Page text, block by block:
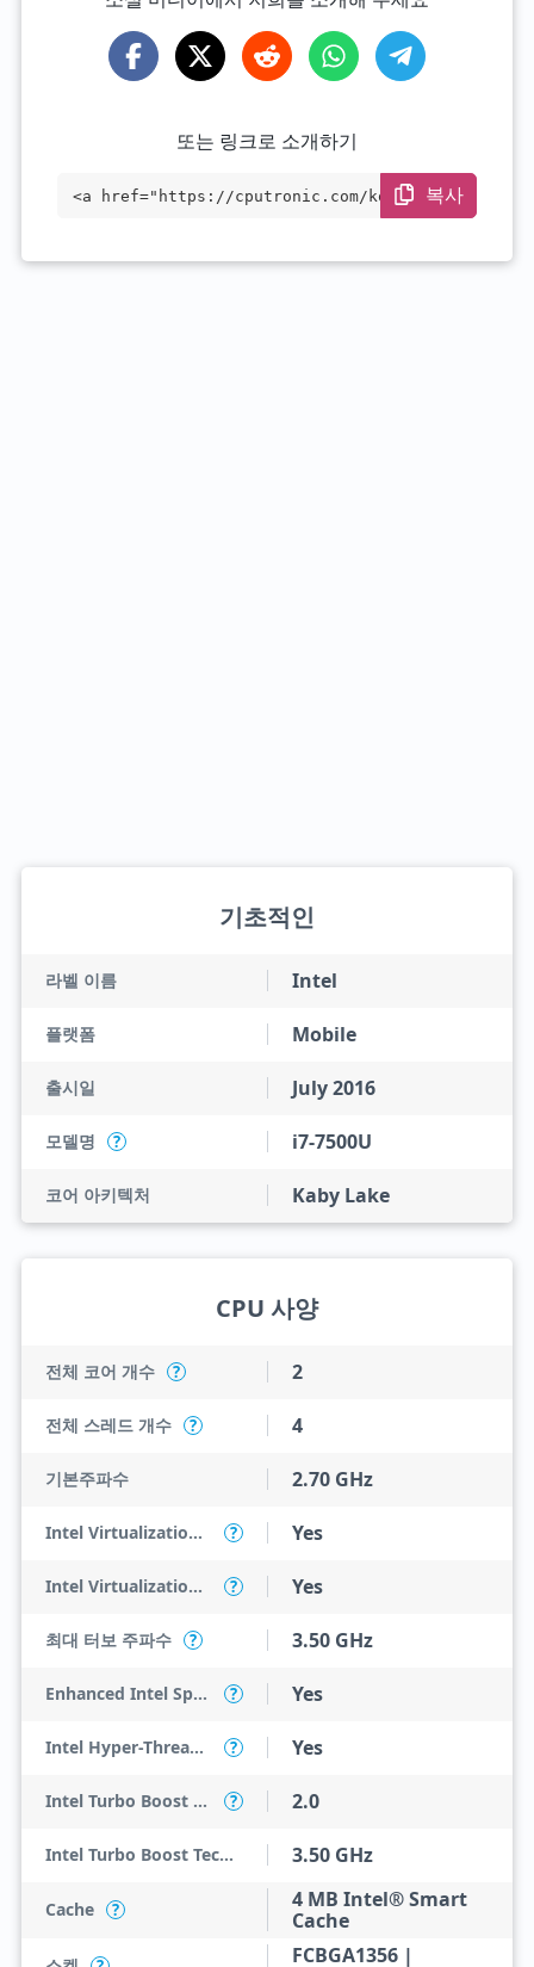
또는 링크로 소개하기
<a href="https://cputronic.com/ko/cpu/in
복사
기초적인
라벨 이름 Intel
플랫폼 Mobile
출시일 July 2016
모델명 ? i7-7500U
코어 아키텍처 Kaby Lake
CPU 사양
전체 코어 개수 ? 2
전체 스레드 개수 ? 4
기본주파수 2.70 GHz
Intel Virtualization Technology (VT-x) ? Yes
Intel Virtualization Technology for Directed I/O (VT-d) ? Yes
최대 터보 주파수 ? 3.50 GHz
Enhanced Intel SpeedStep Technology ? Yes
Intel Hyper-Threading Technology ? Yes
Intel Turbo Boost Technology ? 2.0
Intel Turbo Boost Technology 2.0 Frequency 3.50 GHz
Cache ?
4 MB Intel® Smart
Cache
FCBGA1356 |